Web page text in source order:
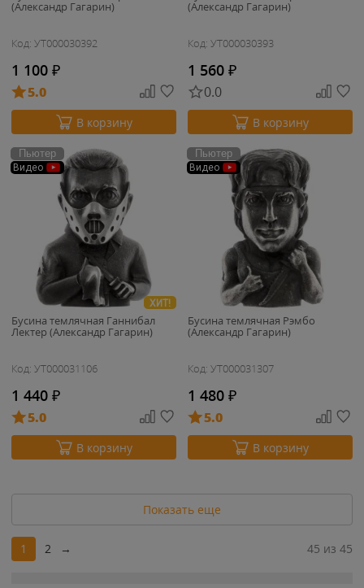
(Александр Гагарин)
Код: УТ000030392
1 100 ₽
5.0
В корзину
(Александр Гагарин)
Код: УТ000030393
1 560 ₽
0.0
В корзину
Пьютер
Видео
ХИТ!
Бусина темлячная Ганнибал
Лектер (Александр Гагарин)
Код: УТ000031106
1 440 ₽
5.0
В корзину
Пьютер
Видео
Бусина темлячная Рэмбо
(Александр Гагарин)
Код: УТ000031307
1 480 ₽
5.0
В корзину
Показать еще
1 2 → 45 из 45